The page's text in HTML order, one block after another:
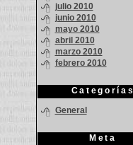
julio 2010
junio 2010
mayo 2010
abril 2010
marzo 2010
febrero 2010
Categorías
General
Meta